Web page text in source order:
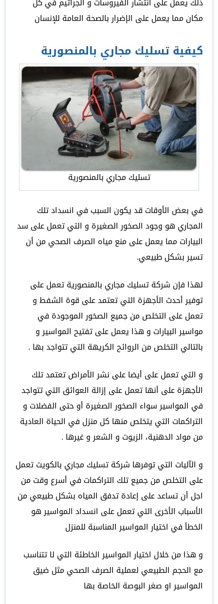
مكان مما يعمل على الإضرار بالصحة العامة للإنسان
كيفية تسليك مجاري بالمنصورية
تسليك مجاري بالمنصورية
في بعض الأوقات قد يكون السبب في انسداد تلك
المجاري هو وجود الصخور الصغيرة و التي تعمل على سد
البيارات مما يعمل على منع مياه الصرف الصحي من أن
تسير بشكل طبيعي.
لهذا فإن شركة تسليك مجاري بالمنصورية تعمل على
توفير أحدث الأجهزة التي تعتمد على قوة الشفط و
تعمل على التخلص من جميع الصخور الموجودة في
مواسير البيارات و هذا يعمل على تفتيح المواسير و
بالتالي التخلص من الروائح الكريهة التي تتواجد بها .
و التي تعمل على أيضا على نشر الأمراض تعتمد تلك
الأجهزة على أنها تعمل على إزالة العوائق التي تتواجد
في المواسير سواء الصخور الصغيرة أو حتى الفضلات و
التراكمات التي يتخلص منها كل منزل في الحياة العادية
من مواد الدهنية، الزيوت و الشعر و غيرها .
و الآليات التي توفرها شركة تسليك مجاري بالكويت تعمل
على التخلص من جميع تلك التراكمات في أسرع وقت من
اجل أن تساعد على إعادة تدفق المياه بشكل طبيعي من
الأسباب الأخرى التي تعمل على انسداد المواسير هو
الخطأ في اختيار المواسير المناسبة للمنزل
و هذا من خلال اختيار المواسير الخاطئة التي لا تتناسب
مع الحجم الطبيعي لعملية الصرف الصحي مثل ضيق
المواسير او صغر البوصة الخاصة بها